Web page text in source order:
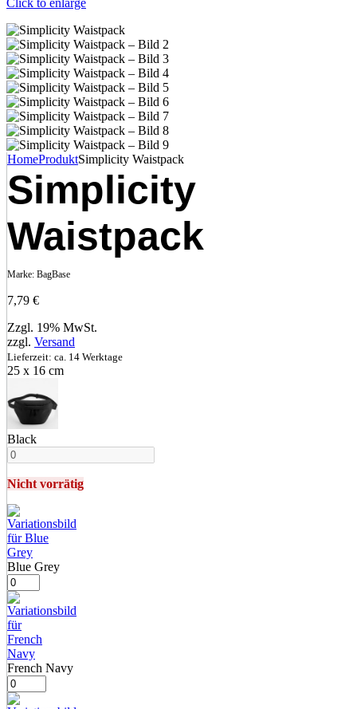
HomeProduktSimplicity Waistpack
Simplicity
Waistpack
Marke: BagBase
7,79 €
Zzgl. 19% MwSt.
zzgl. Versand
Lieferzeit: ca. 14 Werktage
25 x 16 cm
Black
Nicht vorrätig
Blue Grey
French Navy